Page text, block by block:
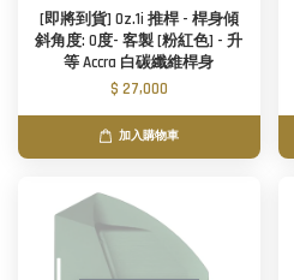
[即將到貨] Oz.1i 推桿 - 桿身傾
斜角度: 0度- 客製 [粉紅色] - 升
等 Accra 白碳纖維桿身
$ 27,000
加入購物車